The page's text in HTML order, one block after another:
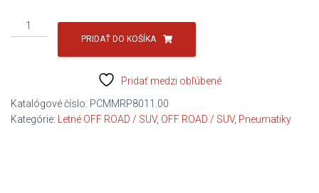
množstvo
275/40R21
AS
(VOL)
PRIDAŤ DO KOŠÍKA
Pridať medzi obľúbené
Katalógové číslo: PCMMRP8011.00
Kategórie:
Letné OFF ROAD / SUV, OFF ROAD / SUV, Pneumatiky